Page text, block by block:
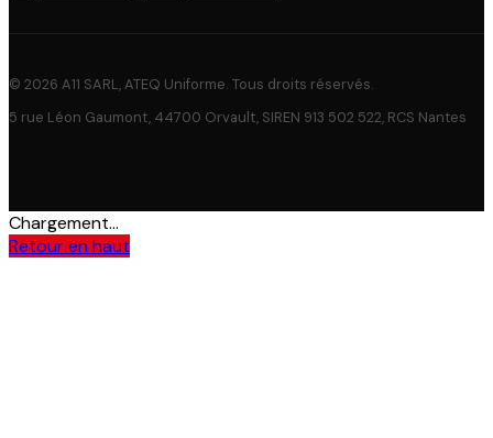
© 2026 A11 SARL, ATEQ Uniforme. Tous droits réservés.
5 rue Léon Gaumont, 44700 Orvault, SIREN 913 502 522, RCS Nantes
Chargement...
Retour en haut